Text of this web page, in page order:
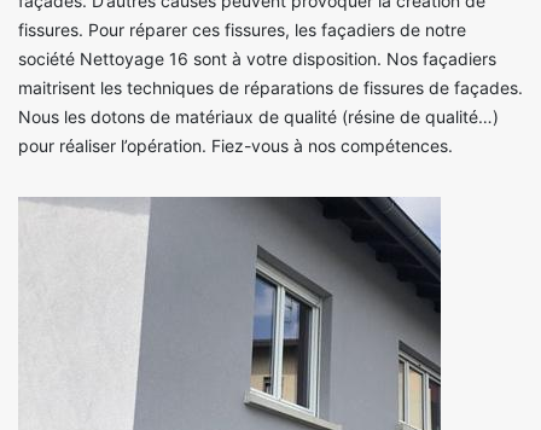
fissures. Pour réparer ces fissures, les façadiers de notre
société Nettoyage 16 sont à votre disposition. Nos façadiers
maitrisent les techniques de réparations de fissures de façades.
Nous les dotons de matériaux de qualité (résine de qualité…)
pour réaliser l’opération. Fiez-vous à nos compétences.